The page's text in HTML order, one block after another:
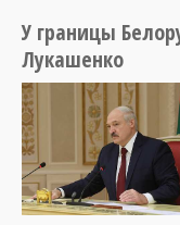
У границы
Лукашенко